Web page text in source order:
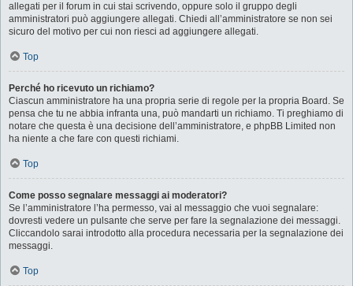
allegati per il forum in cui stai scrivendo, oppure solo il gruppo degli
amministratori può aggiungere allegati. Chiedi all’amministratore se non sei
sicuro del motivo per cui non riesci ad aggiungere allegati.
Top
Perché ho ricevuto un richiamo?
Ciascun amministratore ha una propria serie di regole per la propria Board. Se
pensa che tu ne abbia infranta una, può mandarti un richiamo. Ti preghiamo di
notare che questa è una decisione dell’amministratore, e phpBB Limited non
ha niente a che fare con questi richiami.
Top
Come posso segnalare messaggi ai moderatori?
Se l’amministratore l’ha permesso, vai al messaggio che vuoi segnalare:
dovresti vedere un pulsante che serve per fare la segnalazione dei messaggi.
Cliccandolo sarai introdotto alla procedura necessaria per la segnalazione dei
messaggi.
Top